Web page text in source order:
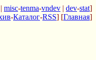
| misc-tenma-vndev | dev-stat]
-Каталог-RSS] [Главная]